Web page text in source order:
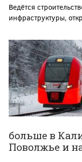
Ведётся
инфраструктуры,
больше в
Поволжье и